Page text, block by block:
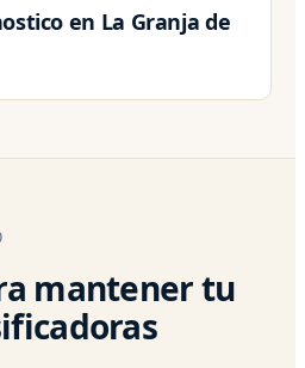
en La Granja de
mantener tu